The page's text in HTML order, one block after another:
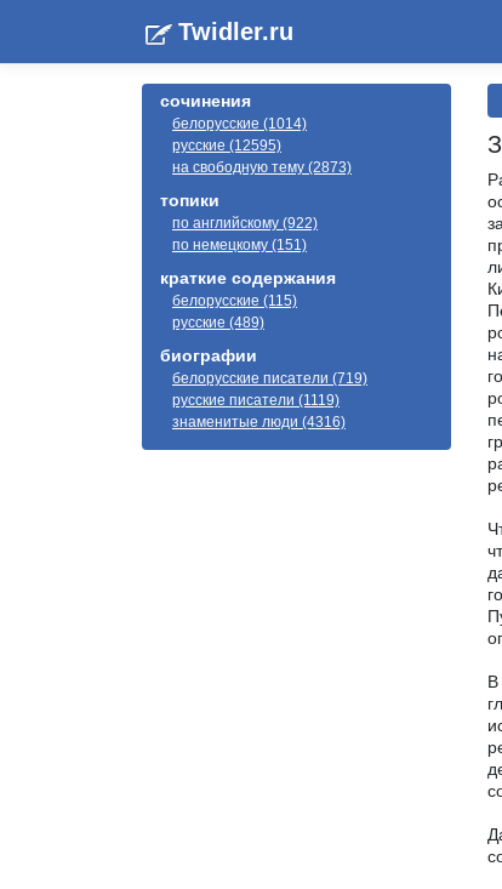
Twidler.ru
сочинения
белорусские (1014)
русские (12595)
на свободную тему (2873)
топики
по английскому (922)
по немецкому (151)
краткие содержания
белорусские (115)
русские (489)
биографии
белорусские писатели (719)
русские писатели (1119)
знаменитые люди (4316)
В